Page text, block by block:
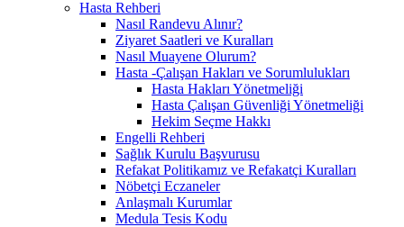
Hasta Rehberi
Nasıl Randevu Alınır?
Ziyaret Saatleri ve Kuralları
Nasıl Muayene Olurum?
Hasta -Çalışan Hakları ve Sorumlulukları
Hasta Hakları Yönetmeliği
Hasta Çalışan Güvenliği Yönetmeliği
Hekim Seçme Hakkı
Engelli Rehberi
Sağlık Kurulu Başvurusu
Refakat Politikamız ve Refakatçi Kuralları
Nöbetçi Eczaneler
Anlaşmalı Kurumlar
Medula Tesis Kodu